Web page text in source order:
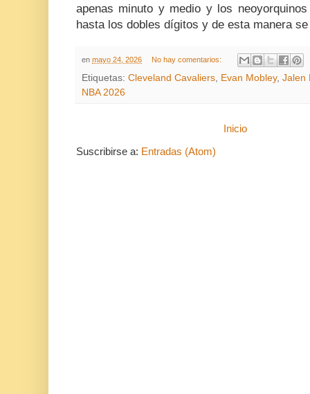
apenas minuto y medio y los
hasta los dobles dígitos y de esta manera
en mayo 24, 2026 No hay comentarios:
Etiquetas: Cleveland Cavaliers, Evan Mobley, Jalen
NBA 2026
Inicio
Suscribirse a: Entradas (Atom)